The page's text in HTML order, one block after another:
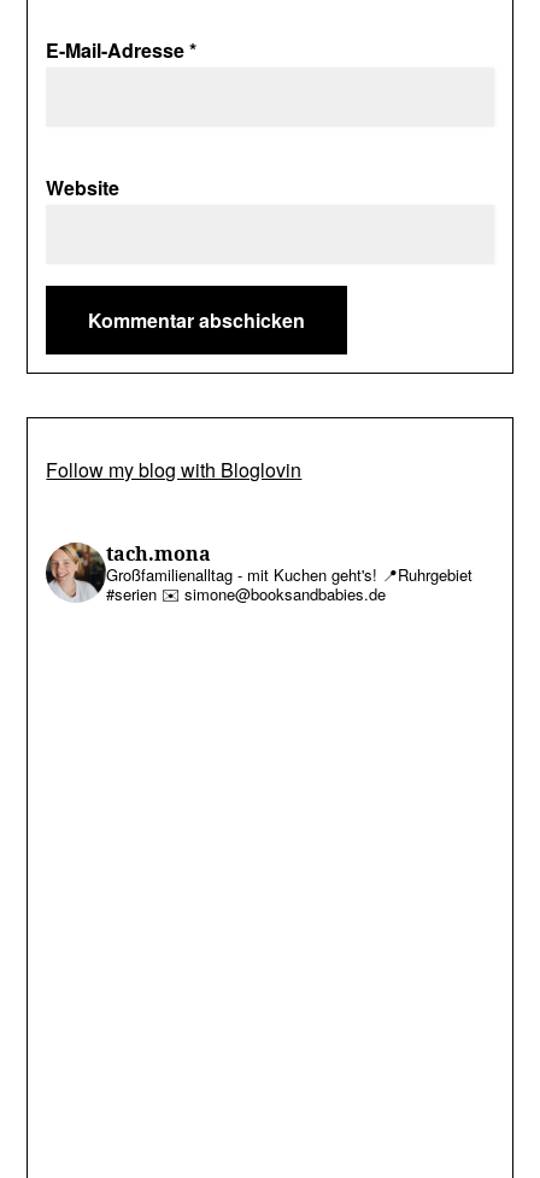
E-Mail-Adresse*
Website
Follow my blog with Bloglovin
tach.mona
Großfamilienalltag - mit Kuchen geht's! 📍Ruhrgebiet
#serien ✉️ simone@booksandbabies.de